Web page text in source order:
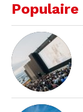
Populaire